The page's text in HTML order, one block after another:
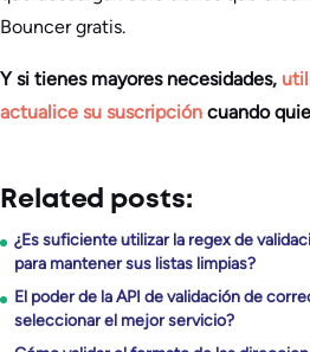
Bouncer gratis.
Y si tienes mayores necesidades,
actualice su suscripción cuando
Related posts:
¿Es suficiente utilizar la regex de
para mantener sus listas limpias?
El poder de la API de validación de
seleccionar el mejor servicio?